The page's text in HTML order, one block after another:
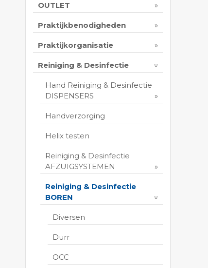
OUTLET
Praktijkbenodigheden
Praktijkorganisatie
Reiniging & Desinfectie
Hand Reiniging & Desinfectie
DISPENSERS
Handverzorging
Helix testen
Reiniging & Desinfectie
AFZUIGSYSTEMEN
Reiniging & Desinfectie
BOREN
Diversen
Durr
OCC